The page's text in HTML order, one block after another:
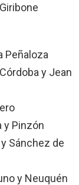
Peñaloza
y Jean
y Pinzón
Sánchez de
y Neuquén